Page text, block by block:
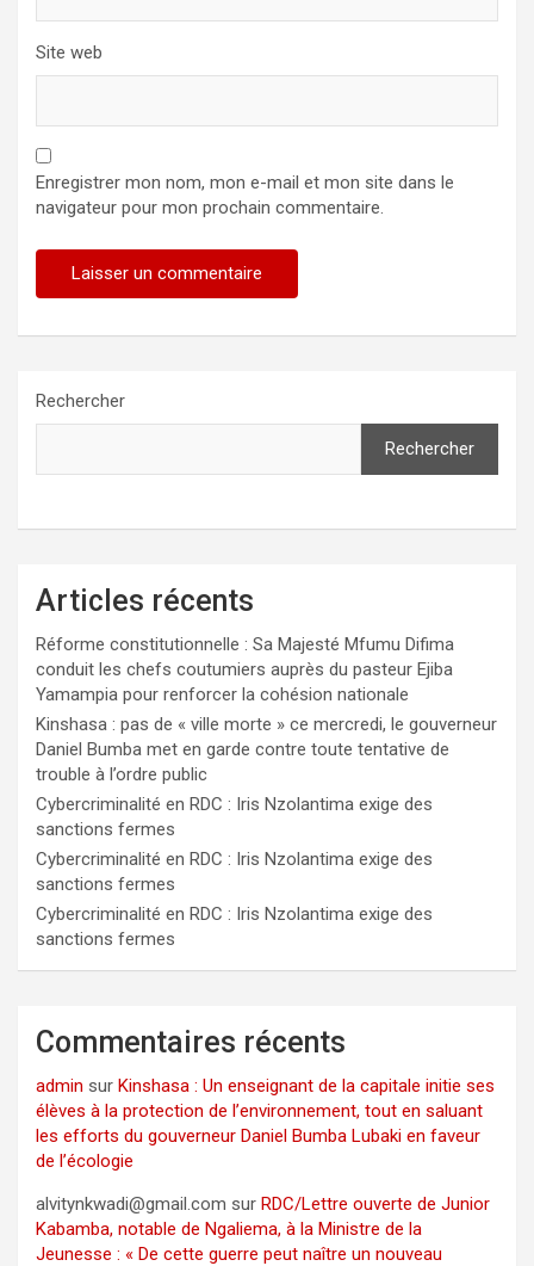
Site web
Enregistrer mon nom, mon e-mail et mon site dans le
navigateur pour mon prochain commentaire.
Rechercher
Rechercher
Articles récents
Réforme constitutionnelle : Sa Majesté Mfumu Difima
conduit les chefs coutumiers auprès du pasteur Ejiba
Yamampia pour renforcer la cohésion nationale
Kinshasa : pas de « ville morte » ce mercredi, le gouverneur
Daniel Bumba met en garde contre toute tentative de
trouble à l’ordre public
Cybercriminalité en RDC : Iris Nzolantima exige des
sanctions fermes
Cybercriminalité en RDC : Iris Nzolantima exige des
sanctions fermes
Cybercriminalité en RDC : Iris Nzolantima exige des
sanctions fermes
Commentaires récents
admin sur Kinshasa : Un enseignant de la capitale initie ses
élèves à la protection de l’environnement, tout en saluant
les efforts du gouverneur Daniel Bumba Lubaki en faveur
de l’écologie
alvitynkwadi@gmail.com sur RDC/Lettre ouverte de Junior
Kabamba, notable de Ngaliema, à la Ministre de la
Jeunesse : « De cette guerre peut naître un nouveau